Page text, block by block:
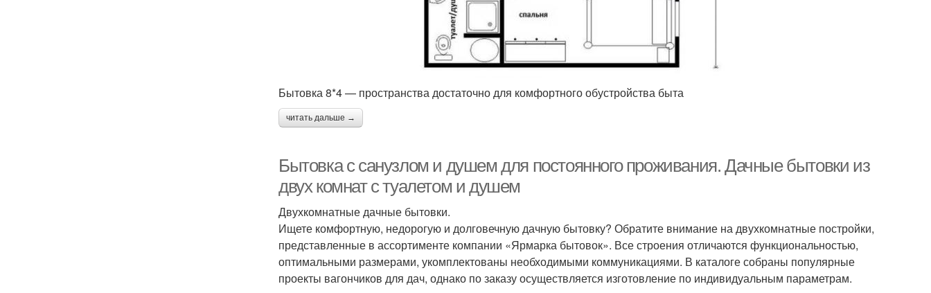
Бытовка 8*4 — пространства достаточно для комфортного обустройства быта
читать дальше →
Бытовка с санузлом и душем для постоянного проживания. Дачные бытовки из
двух комнат с туалетом и душем
Двухкомнатные дачные бытовки.
Ищете комфортную, недорогую и долговечную дачную бытовку? Обратите внимание на двухкомнатные постройки,
представленные в ассортименте компании «Ярмарка бытовок». Все строения отличаются функциональностью,
оптимальными размерами, укомплектованы необходимыми коммуникациями. В каталоге собраны популярные
проекты вагончиков для дач, однако по заказу осуществляется изготовление по индивидуальным параметрам.